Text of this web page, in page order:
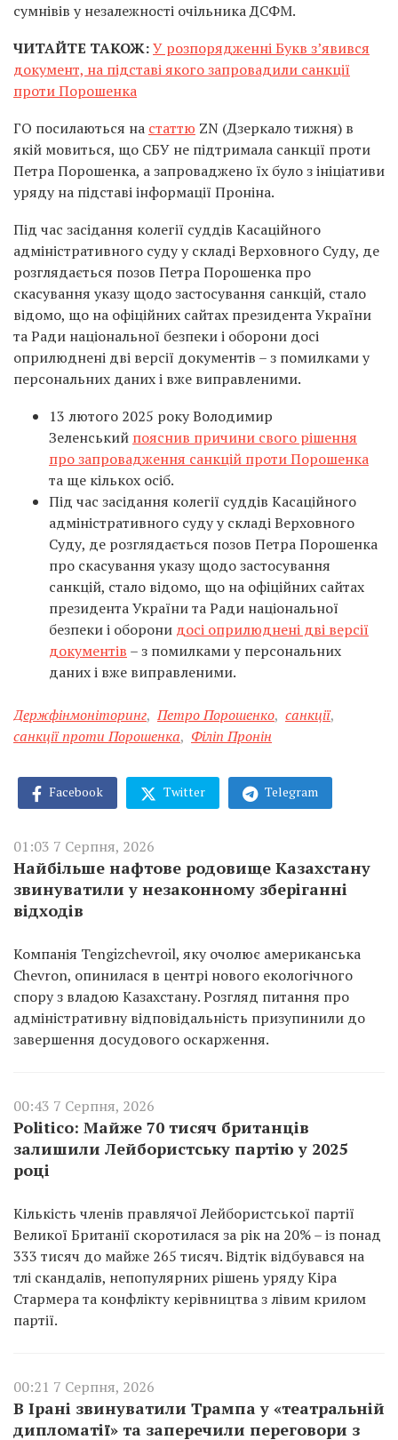
сумнівів у незалежності очільника ДСФМ.
ЧИТАЙТЕ ТАКОЖ:У розпорядженні Букв з’явився
документ, на підставі якого запровадили санкції
проти Порошенка
ГО посилаються на статтю ZN (Дзеркало тижня) в
якій мовиться, що СБУ не підтримала санкції проти
Петра Порошенка, а запроваджено їх було з ініціативи
уряду на підставі інформації Проніна.
Під час засідання колегії суддів Касаційного
адміністративного суду у складі Верховного Суду, де
розглядається позов Петра Порошенка про
скасування указу щодо застосування санкцій, стало
відомо, що на офіційних сайтах президента України
та Ради національної безпеки і оборони досі
оприлюднені дві версії документів – з помилками у
персональних даних і вже виправленими.
13 лютого 2025 року Володимир
Зеленський пояснив причини свого рішення
про запровадження санкцій проти Порошенка
та ще кількох осіб.
Під час засідання колегії суддів Касаційного
адміністративного суду у складі Верховного
Суду, де розглядається позов Петра Порошенка
про скасування указу щодо застосування
санкцій, стало відомо, що на офіційних сайтах
президента України та Ради національної
безпеки і оборони досі оприлюднені дві версії
документів – з помилками у персональних
даних і вже виправленими.
Держфінмоніторинг, Петро Порошенко, санкції,
санкції проти Порошенка, Філіп Пронін
Facebook Twitter Telegram
01:03 7 Серпня, 2026
Найбільше нафтове родовище Казахстану
звинуватили у незаконному зберіганні
відходів
Компанія Tengizchevroil, яку очолює американська
Chevron, опинилася в центрі нового екологічного
спору з владою Казахстану. Розгляд питання про
адміністративну відповідальність призупинили до
завершення досудового оскарження.
00:43 7 Серпня, 2026
Politico: Майже 70 тисяч британців
залишили Лейбористську партію у 2025
році
Кількість членів правлячої Лейбористської партії
Великої Британії скоротилася за рік на 20% – із понад
333 тисяч до майже 265 тисяч. Відтік відбувався на
тлі скандалів, непопулярних рішень уряду Кіра
Стармера та конфлікту керівництва з лівим крилом
партії.
00:21 7 Серпня, 2026
В Ірані звинуватили Трампа у «театральній
дипломатії» та заперечили переговори з